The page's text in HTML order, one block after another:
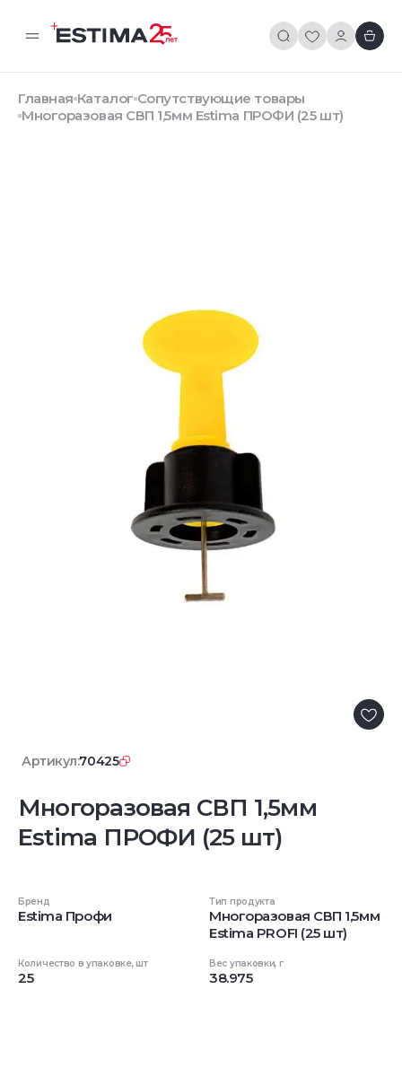
Главная Каталог Сопутствующие товары
Многоразовая СВП 1,5мм Estima ПРОФИ (25 шт)
Артикул:70425
Многоразовая СВП 1,5мм
Estima ПРОФИ (25 шт)
Бренд
Estima Профи
Тип продукта
Многоразовая СВП 1,5мм
Estima PROFI (25 шт)
Количество в упаковке, шт
25
Вес упаковки, г
38.975